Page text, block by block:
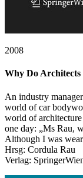
2008
Why Do Architects
An industry
world of car
world of
one day: „Ms Rau,
Although I was
Hrsg: Cordula Rau
Verlag: